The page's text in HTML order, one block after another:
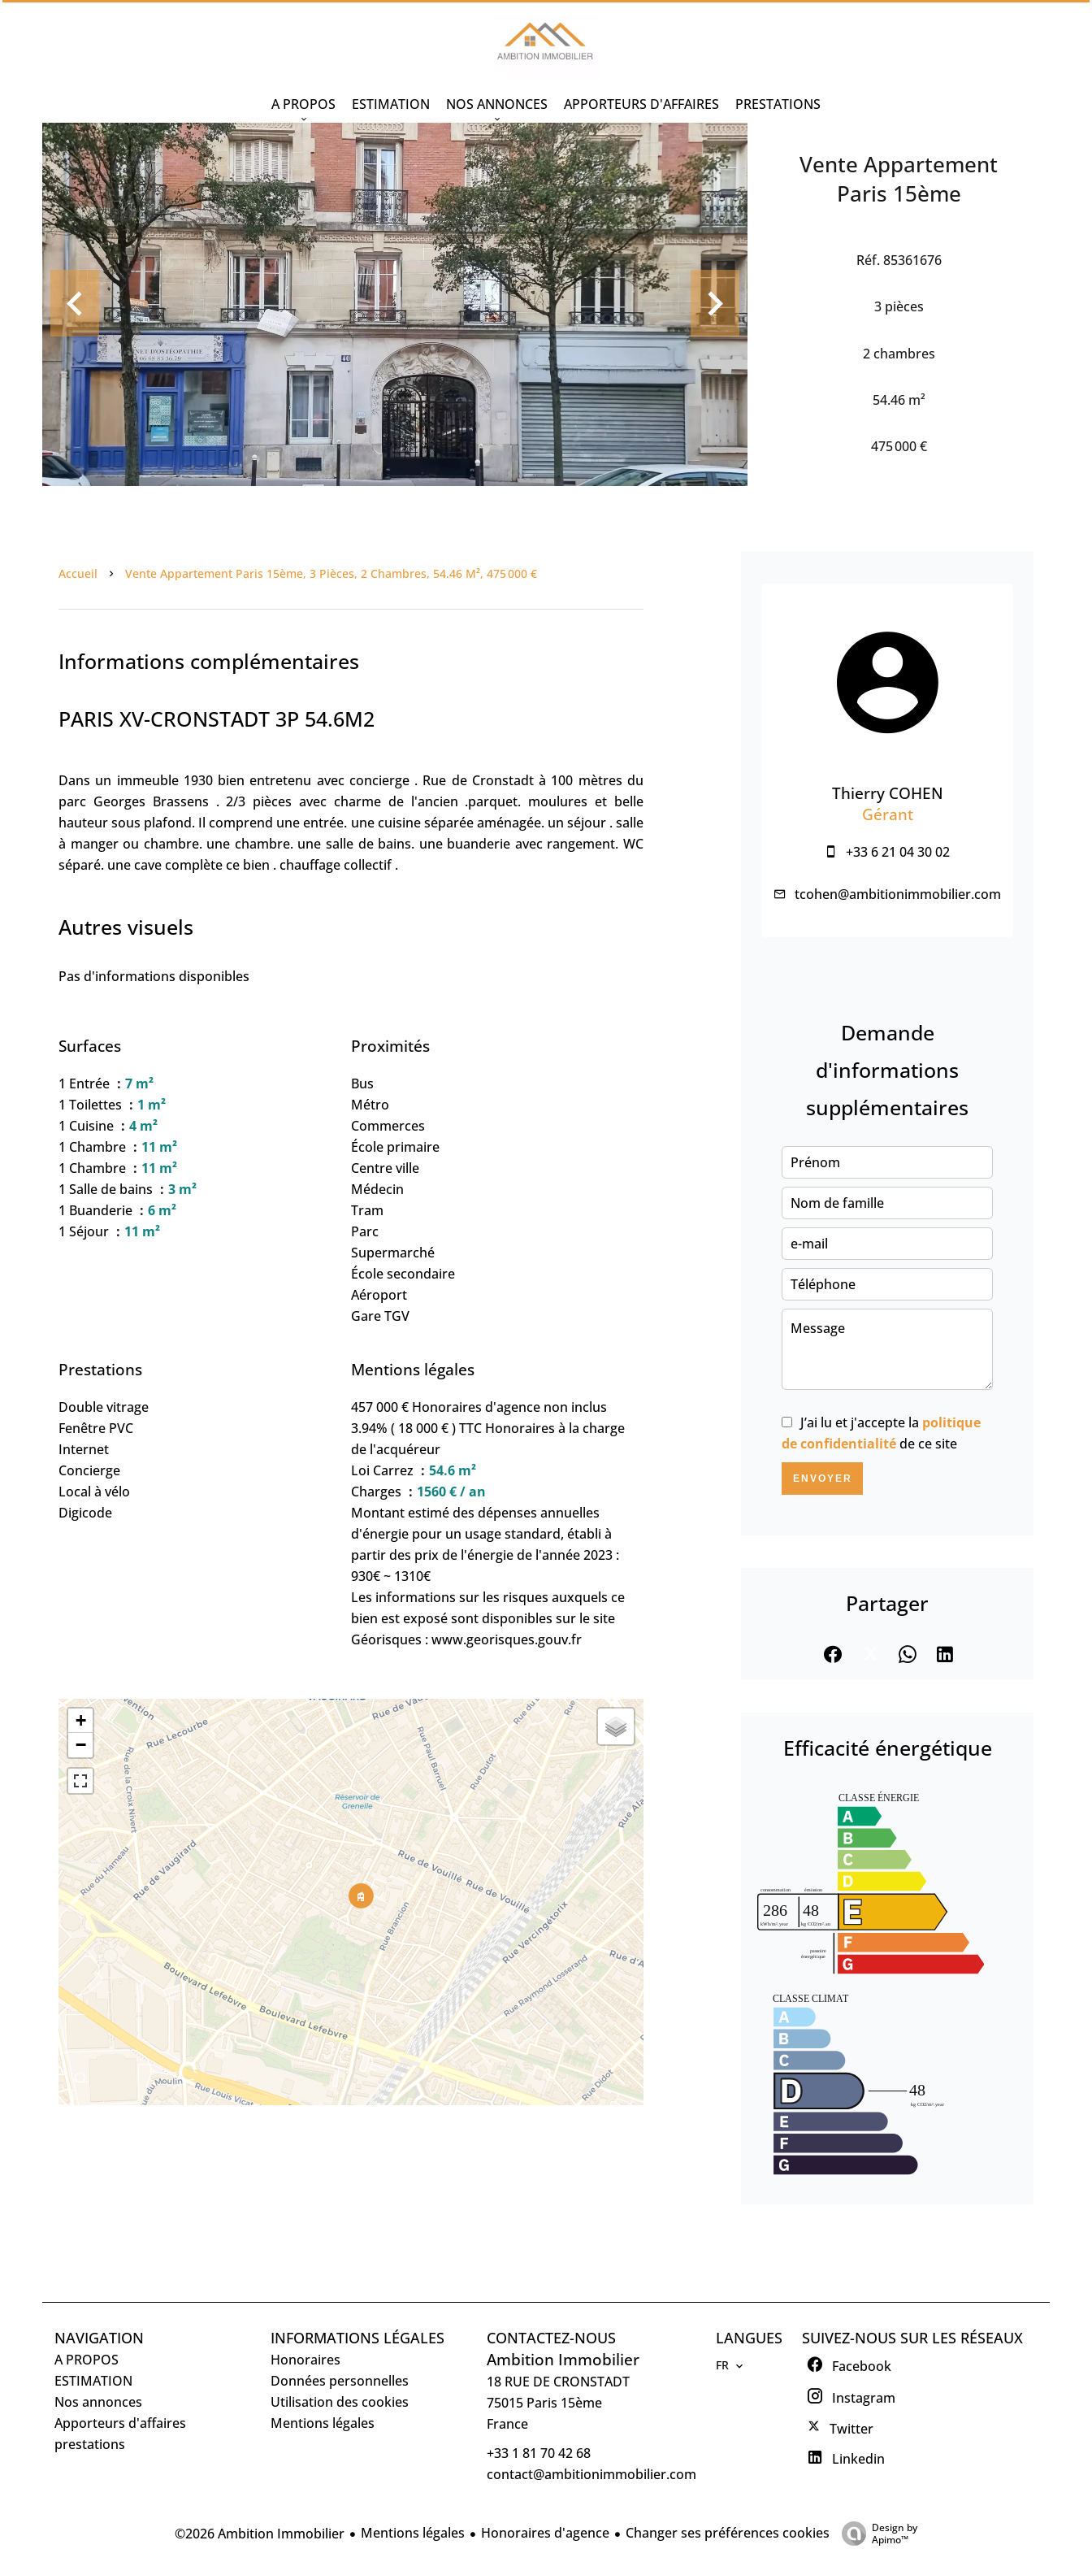
A PROPOS ESTIMATION NOS ANNONCES APPORTEURS D'AFFAIRES PRESTATIONS
Vente Appartement
Paris 15ème
Réf. 85361676
3 pièces
2 chambres
54.46 m²
475 000 €
Accueil Vente Appartement Paris 15ème, 3 Pièces, 2 Chambres, 54.46 M², 475 000 €
Informations complémentaires
PARIS XV-CRONSTADT 3P 54.6M2
Dans un immeuble 1930 bien entretenu avec concierge . Rue de Cronstadt à 100 mètres du
parc Georges Brassens . 2/3 pièces avec charme de l'ancien .parquet. moulures et belle
hauteur sous plafond. Il comprend une entrée. une cuisine séparée aménagée. un séjour . salle
à manger ou chambre. une chambre. une salle de bains. une buanderie avec rangement. WC
séparé. une cave complète ce bien . chauffage collectif .
Autres visuels
Pas d'informations disponibles
Surfaces
1 Entrée
7 m²
1 Toilettes
1 m²
1 Cuisine
4 m²
1 Chambre
11 m²
1 Chambre
11 m²
1 Salle de bains
3 m²
1 Buanderie
6 m²
1 Séjour
11 m²
Proximités
Bus
Métro
Commerces
École primaire
Centre ville
Médecin
Tram
Parc
Supermarché
École secondaire
Aéroport
Gare TGV
Prestations
Double vitrage
Fenêtre PVC
Internet
Concierge
Local à vélo
Digicode
Mentions légales
457 000 € Honoraires d'agence non inclus
3.94% ( 18 000 € ) TTC Honoraires à la charge
de l'acquéreur
Loi Carrez
54.6 m²
Charges
1560 € / an
Montant estimé des dépenses annuelles
d'énergie pour un usage standard, établi à
partir des prix de l'énergie de l'année 2023 :
930€ ~ 1310€
Les informations sur les risques auxquels ce
bien est exposé sont disponibles sur le site
Géorisques : www.georisques.gouv.fr
+
−
Thierry COHEN
Gérant
+33 6 21 04 30 02
tcohen@ambitionimmobilier.com
Demande
d'informations
supplémentaires
J’ai lu et j'accepte la politique
de confidentialitéde ce site
ENVOYER
Partager
Efficacité énergétique
NAVIGATION
A PROPOS
ESTIMATION
Nos annonces
Apporteurs d'affaires
prestations
INFORMATIONS LÉGALES
Honoraires
Données personnelles
Utilisation des cookies
Mentions légales
CONTACTEZ-NOUS
Ambition Immobilier
18 RUE DE CRONSTADT
75015Paris 15ème
France
+33 1 81 70 42 68
contact@ambitionimmobilier.com
LANGUES
FR
SUIVEZ-NOUS SUR LES RÉSEAUX
Facebook
Instagram
Twitter
Linkedin
©2026 Ambition Immobilier Mentions légales Honoraires d'agence Changer ses préférences cookies
Design by
Apimo™